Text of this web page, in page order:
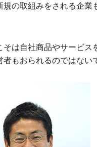
規の取組みをされる企業
そは自社商品やサービス
者もおられるのではない